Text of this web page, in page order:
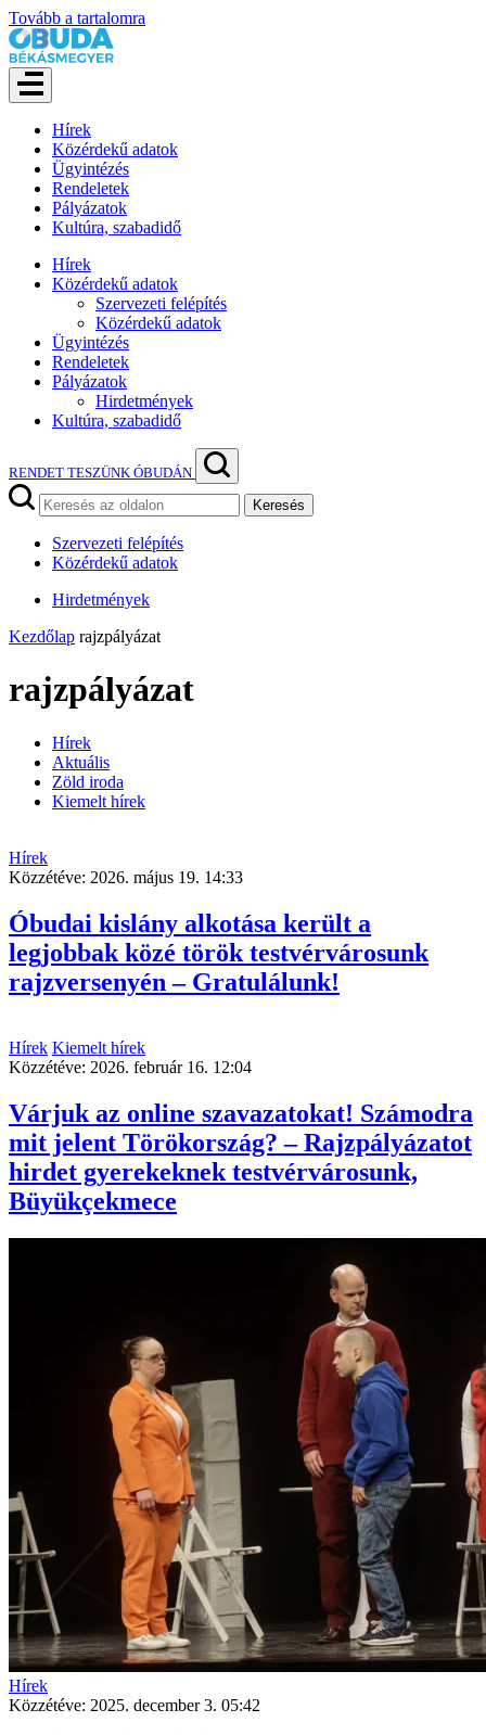
Tovább a tartalomra
Hírek
Közérdekű adatok
Ügyintézés
Rendeletek
Pályázatok
Kultúra, szabadidő
Hírek
Közérdekű adatok
Szervezeti felépítés
Közérdekű adatok
Ügyintézés
Rendeletek
Pályázatok
Hirdetmények
Kultúra, szabadidő
RENDET TESZÜNK ÓBUDÁN
Keresés
Szervezeti felépítés
Közérdekű adatok
Hirdetmények
Kezdőlap rajzpályázat
rajzpályázat
Hírek
Aktuális
Zöld iroda
Kiemelt hírek
Hírek
Közzétéve: 2026. május 19. 14:33
Óbudai kislány alkotása került a
legjobbak közé török testvérvárosunk
rajzversenyén – Gratulálunk!
Hírek Kiemelt hírek
Közzétéve: 2026. február 16. 12:04
Várjuk az online szavazatokat! Számodra
mit jelent Törökország? – Rajzpályázatot
hirdet gyerekeknek testvérvárosunk,
Büyükçekmece
Hírek
Közzétéve: 2025. december 3. 05:42